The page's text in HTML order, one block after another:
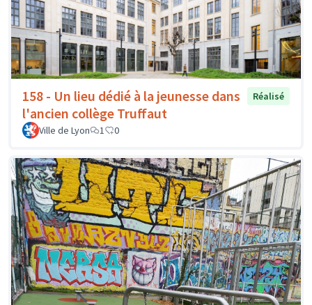
158 - Un lieu dédié à la jeunesse dans
l'ancien collège Truffaut
Réalisé
Ville de Lyon 1 0